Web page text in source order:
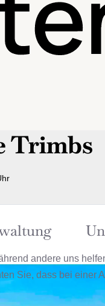
Trimbs
andere uns
Sie, dass bei